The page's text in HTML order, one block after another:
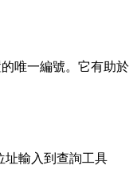
唯一編號。它有助於
址輸入到查詢工具